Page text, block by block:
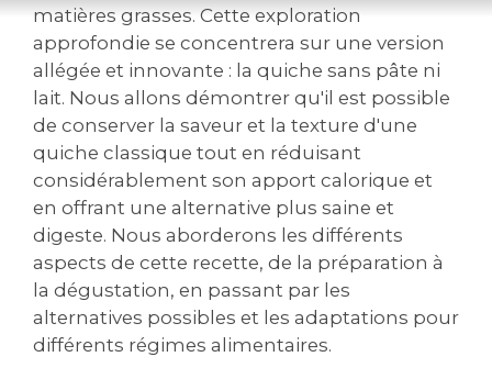
matières grasses. Cette exploration
approfondie se concentrera sur une version
allégée et innovante : la quiche sans pâte ni
lait. Nous allons démontrer qu'il est possible
de conserver la saveur et la texture d'une
quiche classique tout en réduisant
considérablement son apport calorique et
en offrant une alternative plus saine et
digeste. Nous aborderons les différents
aspects de cette recette‚ de la préparation à
la dégustation‚ en passant par les
alternatives possibles et les adaptations pour
différents régimes alimentaires.